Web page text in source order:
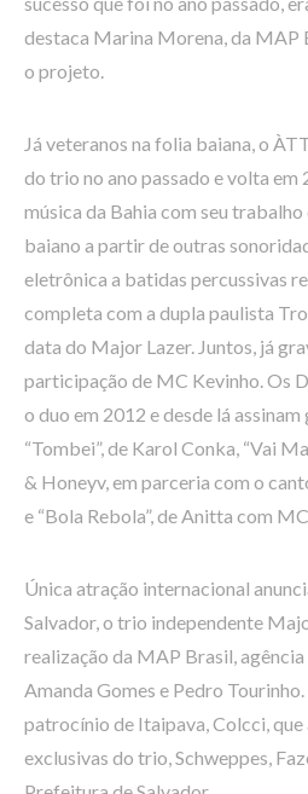
destaca Marina Morena, da MAP
o projeto.
Já veteranos na folia baiana, o
do trio no ano passado e volta em
música da Bahia com seu
baiano a partir de outras
eletrônica a batidas percussivas
completa com a dupla paulista
data do Major Lazer. Juntos, já
participação de MC Kevinho. Os
o duo em 2012 e desde lá
“Tombei”, de Karol Conka, “Vai
& Honeyv, em parceria com o
e “Bola Rebola”, de Anitta com
Única atração internacional
Salvador, o trio independente
realização da MAP Brasil,
Amanda Gomes e Pedro
patrocínio de Itaipava, Colcci, que
exclusivas do trio, Schweppes,